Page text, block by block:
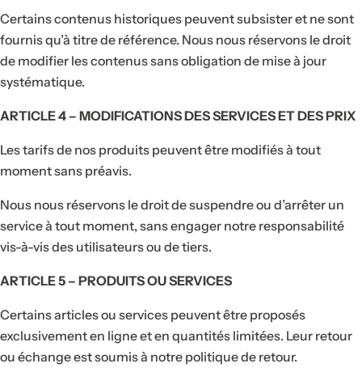
Certains contenus historiques peuvent subsister et ne sont
fournis qu’à titre de référence. Nous nous réservons le droit
de modifier les contenus sans obligation de mise à jour
systématique.
ARTICLE 4 – MODIFICATIONS DES SERVICES ET DES PRIX
Les tarifs de nos produits peuvent être modifiés à tout
moment sans préavis.
Nous nous réservons le droit de suspendre ou d’arrêter un
service à tout moment, sans engager notre responsabilité
vis-à-vis des utilisateurs ou de tiers.
ARTICLE 5 – PRODUITS OU SERVICES
Certains articles ou services peuvent être proposés
exclusivement en ligne et en quantités limitées. Leur retour
ou échange est soumis à notre politique de retour.